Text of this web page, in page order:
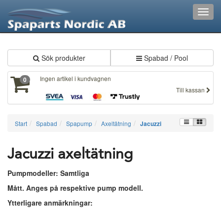
Sök produkter Spabad / Pool
0
Ingen artikel i kundvagnen
Till kassan
Start Spabad Spapump Axeltätning Jacuzzi
Jacuzzi axeltätning
Pumpmodeller: Samtliga
Mått. Anges på respektive pump modell.
Ytterligare anmärkningar: